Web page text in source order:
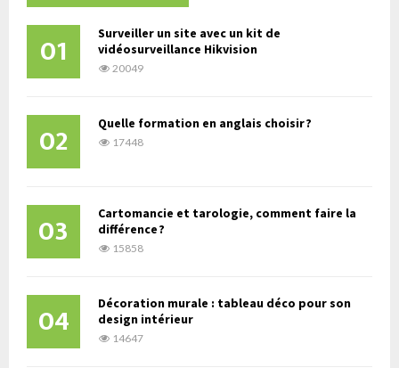
01
Surveiller un site avec un kit de
vidéosurveillance Hikvision
20049
02 Quelle formation en anglais choisir ?
17448
03
Cartomancie et tarologie, comment faire la
différence ?
15858
04
Décoration murale : tableau déco pour son
design intérieur
14647